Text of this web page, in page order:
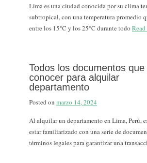
Lima es una ciudad conocida por su clima
subtropical, con una temperatura promedio
entre los 15°C y los 25°C durante todo Read
Todos los documentos
conocer para alquilar
departamento
Posted on marzo 14, 2024
Al alquilar un departamento en Lima, Perú,
estar familiarizado con una serie de
términos legales para garantizar una